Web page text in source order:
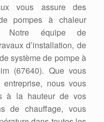
vous assure des
pompes à chaleur
Notre équipe de
d’installation, de
système de pompe à
(67640). Que vous
nous vous
à la hauteur de vos
de chauffage, vous